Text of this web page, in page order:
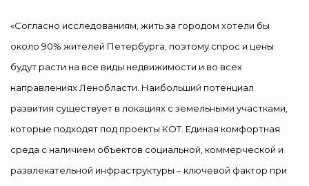
«Согласно исследованиям, жить за городом хотели бы
около 90% жителей Петербурга, поэтому спрос и цены
будут расти на все виды недвижимости и во всех
направлениях Ленобласти. Наибольший потенциал
развития существует в локациях с земельными участками,
которые подходят под проекты КОТ. Единая комфортная
среда с наличием объектов социальной, коммерческой и
развлекательной инфраструктуры – ключевой фактор при